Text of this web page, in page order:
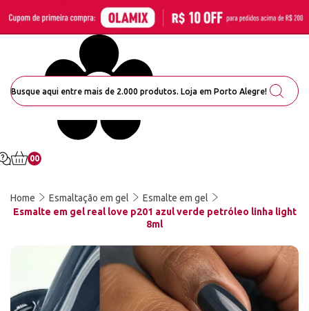
00
Home Esmaltação em gel
Esmalte em gel
Esmalte em gel real love p201 azul verde petróleo linha light
8ml